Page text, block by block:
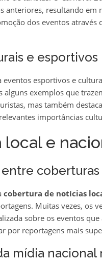
anteriores, resultando
dos eventos através
e esportivos
eventos esportivos e
alguns exemplos que
mas também
importâncias
local e
cobertura de notícias
Muitas vezes, os
sobre os eventos
por reportagens mais
mídia nacional